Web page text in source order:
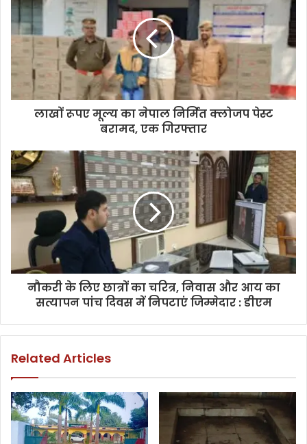
लाखों रूपए मूल्य का नेपाल निर्मित क्लोजप पेस्ट
बरामद, एक गिरफ्तार
नौकरी के लिए छात्रों का चरित्र, निवास और आय का
सत्यापन पांच दिवस में निपटाएं जिम्मेदार : डीएम
Related Articles